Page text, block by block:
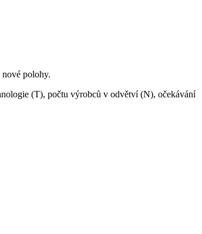
polohy.
(T), počtu výrobců v odvětví (N), očekávání